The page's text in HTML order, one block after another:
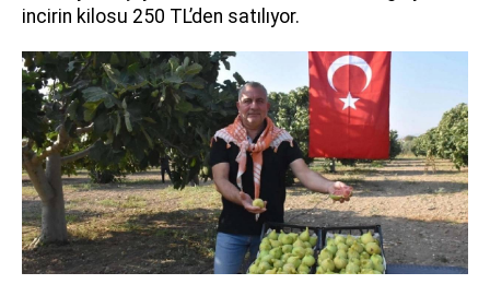
incirin kilosu 250 TL’den satılıyor.